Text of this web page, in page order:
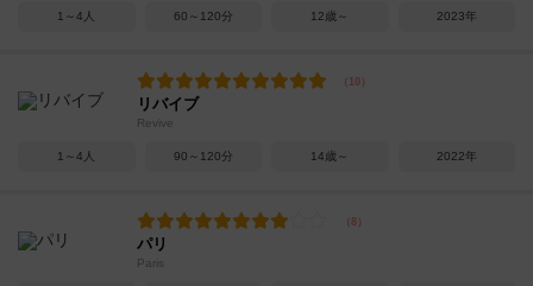
1～4人 60～120分 12歳～ 2023年
リバイブ
Revive
1～4人 90～120分 14歳～ 2022年
パリ
Paris